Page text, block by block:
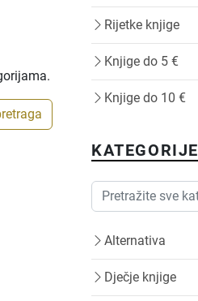
Rijetke knjige
Knjige do 5 €
Knjige do 10 €
KATEGORIJE
Alternativa
Dječje knjige